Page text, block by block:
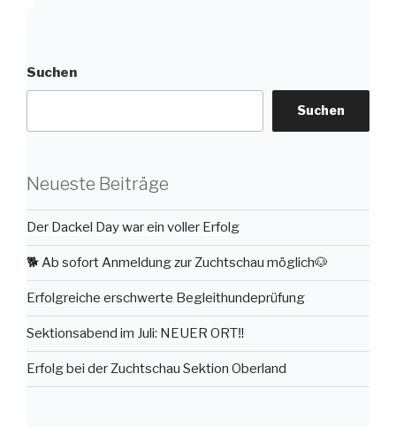
Suchen
Suchen
Neueste Beiträge
Der Dackel Day war ein voller Erfolg
🐕 Ab sofort Anmeldung zur Zuchtschau möglich🐶
Erfolgreiche erschwerte Begleithundeprüfung
Sektionsabend im Juli: NEUER ORT‼️
Erfolg bei der Zuchtschau Sektion Oberland